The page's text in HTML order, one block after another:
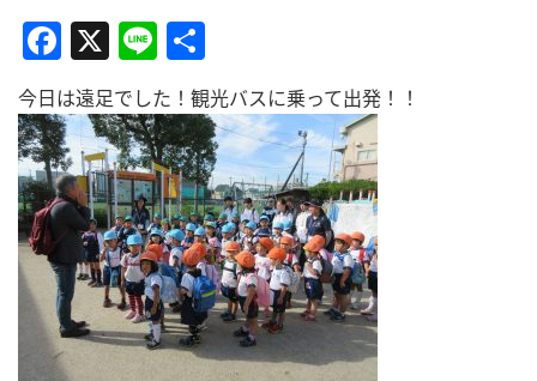
Facebook
X Line有
今日は遠足でした！観光バスに乗って出発！！